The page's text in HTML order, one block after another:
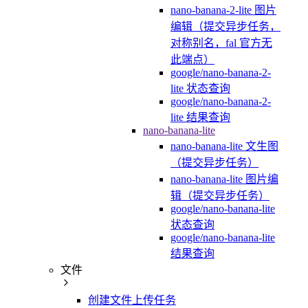
nano-banana-2-lite 图片
编辑（提交异步任务，
对称别名，fal 官方无
此端点）
google/nano-banana-2-
lite 状态查询
google/nano-banana-2-
lite 结果查询
nano-banana-lite
nano-banana-lite 文生图
（提交异步任务）
nano-banana-lite 图片编
辑（提交异步任务）
google/nano-banana-lite
状态查询
google/nano-banana-lite
结果查询
文件
创建文件上传任务